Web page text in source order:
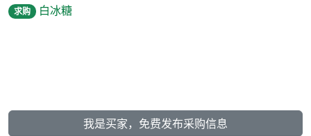
求购 白冰糖
我是买家，免费发布采购信息